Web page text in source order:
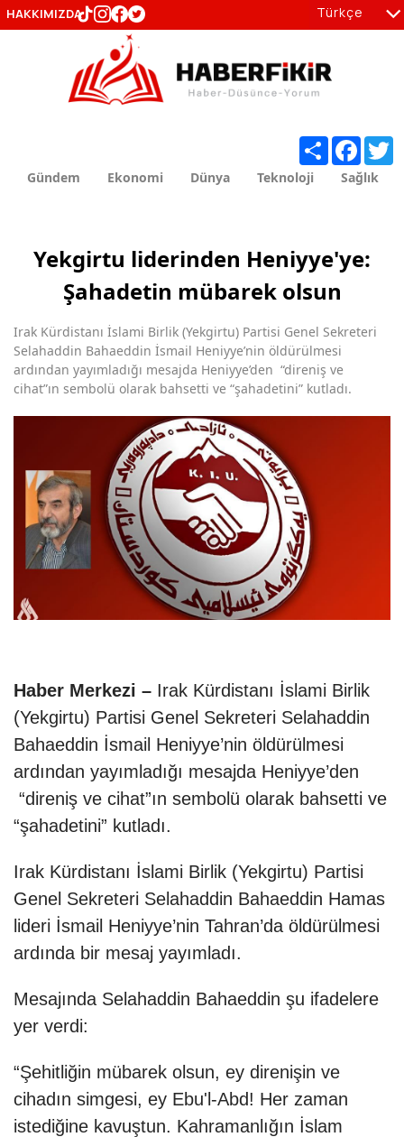
Gündem Ekonomi Dünya Teknoloji Sağlık
Yekgirtu liderinden Heniyye'ye:
Şahadetin mübarek olsun
Irak Kürdistanı İslami Birlik (Yekgirtu) Partisi Genel Sekreteri
Selahaddin Bahaeddin İsmail Heniyye’nin öldürülmesi
ardından yayımladığı mesajda Heniyye’den “direniş ve
cihat”ın sembolü olarak bahsetti ve “şahadetini” kutladı.
Haber Merkezi – Irak Kürdistanı İslami Birlik
(Yekgirtu) Partisi Genel Sekreteri Selahaddin
Bahaeddin İsmail Heniyye’nin öldürülmesi
ardından yayımladığı mesajda Heniyye’den
“direniş ve cihat”ın sembolü olarak bahsetti ve
“şahadetini” kutladı.
Irak Kürdistanı İslami Birlik (Yekgirtu) Partisi
Genel Sekreteri Selahaddin Bahaeddin Hamas
lideri İsmail Heniyye’nin Tahran’da öldürülmesi
ardında bir mesaj yayımladı.
Mesajında Selahaddin Bahaeddin şu ifadelere
yer verdi:
“Şehitliğin mübarek olsun, ey direnişin ve
cihadın simgesi, ey Ebu'l-Abd! Her zaman
istediğine kavuştun. Kahramanlığın İslam
Share
Türkçe
en
HAKKIMIZDA